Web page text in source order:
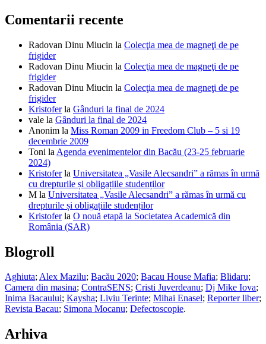
Comentarii recente
Radovan Dinu Miucin la Colecţia mea de magneţi de pe
frigider
Radovan Dinu Miucin la Colecţia mea de magneţi de pe
frigider
Radovan Dinu Miucin la Colecţia mea de magneţi de pe
frigider
Kristoferla Gânduri la final de 2024
vale la Gânduri la final de 2024
Anonim la Miss Roman 2009 in Freedom Club – 5 si 19
decembrie 2009
Toni la Agenda evenimentelor din Bacău (23-25 februarie
2024)
Kristoferla Universitatea „Vasile Alecsandri” a rămas în urmă
cu drepturile și obligațiile studenților
M la Universitatea „Vasile Alecsandri” a rămas în urmă cu
drepturile și obligațiile studenților
Kristoferla O nouă etapă la Societatea Academică din
România (SAR)
Blogroll
Aghiuta;Alex Mazilu; Bacău 2020; Bacau House Mafia; Blidaru;
Camera din masina; ContraSENS; Cristi Juverdeanu; Dj Mike Iova;
Inima Bacaului; Kaysha; Liviu Terinte; Mihai Enasel; Reporter liber;
Revista Bacau; Simona Mocanu; Defectoscopie.
Arhiva